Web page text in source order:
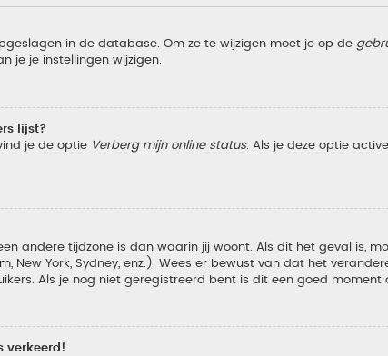
in de database. Om ze te wijzigen moet je op de
je je instellingen wijzigen.
lijst?
je de optie Verberg mijn online status. Als je deze optie
andere tijdzone is dan waarin jij woont. Als dit het geval is,
York, Sydney, enz.). Wees er bewust van dat het
Als je nog niet geregistreerd bent is dit een goed moment
verkeerd!